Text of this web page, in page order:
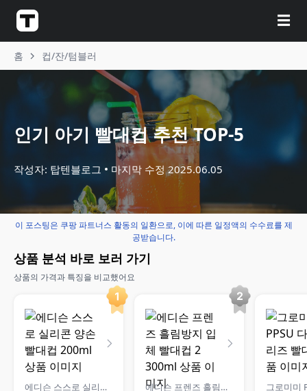
☰
홈 컵/잔/텀블러
인기 아기 빨대컵 추천 TOP-5
작성자: 탑텐블로그 마지막 수정2025.06.05
이 포스팅은 쿠팡 파트너스 활동의 일환으로, 이에 따른 일정액의 수수료를 제
공받습니다.
상품 분석 바로 보러 가기
상품의 가격과 특징을 비교했어요
에디슨 스스로 실리콘 양손 빨대컵 200ml 에디슨 프렌즈 흘림방지 입체 빨대컵 2 300ml